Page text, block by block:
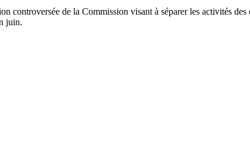
de la Commission visant à séparer les activités
juin.